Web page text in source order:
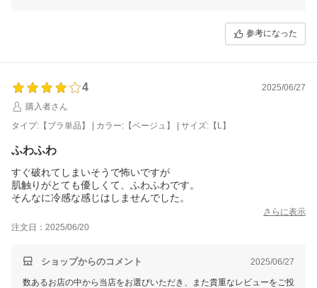
今後も、より良い商品・サービスをご提供できるよう努めてまいりま
またのご来店を心よりお待ちしております。
三恵 山本 真由
参考になった
4
2025/06/27
購入者さん
タイプ:【ブラ単品】 | カラー:【ベージュ】 | サイズ:【L】
ふわふわ
すぐ破れてしまいそうで怖いですが
肌触りがとても優しくて、ふわふわです。
そんなに冷感な感じはしませんでした。
さらに表示
注文日：2025/06/20
ショップからのコメント 2025/06/27
数あるお店の中から当店をお選びいただき、また貴重なレビューをご投